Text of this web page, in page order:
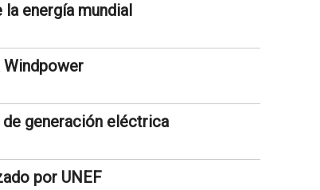
energía mundial
generación eléctrica
por UNEF